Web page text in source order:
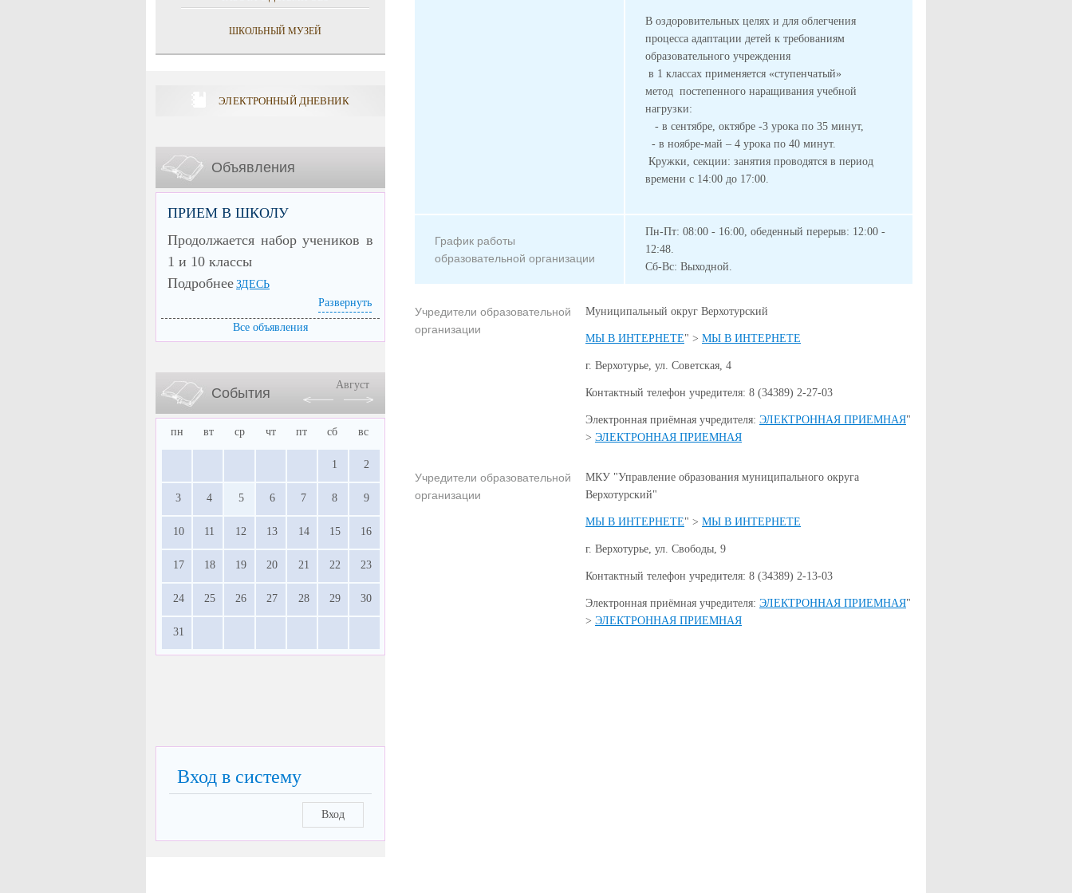
В оздоровительных целях и для облегчения
процесса адаптации детей к требованиям
образовательного учреждения
в 1 классах применяется «ступенчатый»
метод постепенного наращивания учебной
нагрузки:
- в сентябре, октябре -3 урока по 35 минут,
- в ноябре-май – 4 урока по 40 минут.
Кружки, секции: занятия проводятся в период
времени с 14:00 до 17:00.
График работы
образовательной организации
Пн-Пт: 08:00 - 16:00, обеденный перерыв: 12:00 -
12:48.
Сб-Вс: Выходной.
Учредители образовательной
организации
Муниципальный округ Верхотурский
МЫ В ИНТЕРНЕТЕ" > МЫ В ИНТЕРНЕТЕ
г. Верхотурье, ул. Советская, 4
Контактный телефон учредителя: 8 (34389) 2-27-03
Электронная приёмная учредителя: ЭЛЕКТРОННАЯ ПРИЕМНАЯ"
> ЭЛЕКТРОННАЯ ПРИЕМНАЯ
Учредители образовательной
организации
МКУ "Управление образования муниципального округа
Верхотурский"
МЫ В ИНТЕРНЕТЕ" > МЫ В ИНТЕРНЕТЕ
г. Верхотурье, ул. Свободы, 9
Контактный телефон учредителя: 8 (34389) 2-13-03
Электронная приёмная учредителя: ЭЛЕКТРОННАЯ ПРИЕМНАЯ"
> ЭЛЕКТРОННАЯ ПРИЕМНАЯ
ШКОЛЬНЫЙ МУЗЕЙ
ЭЛЕКТРОННЫЙ ДНЕВНИК
Объявления
ПРИЕМ В ШКОЛУ
Продолжается набор учеников в
1 и 10 классы
Подробнее ЗДЕСЬ
Развернуть
Все объявления
События
Август
пн вт ср чт пт сб вс
1 2
3 4 5 6 7 8 9
10 11 12 13 14 15 16
17 18 19 20 21 22 23
24 25 26 27 28 29 30
31
Вход в систему
Вход